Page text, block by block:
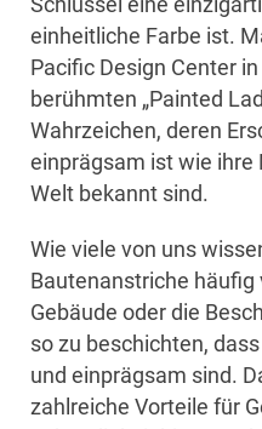
einheitliche Farbe ist.
Pacific Design Center
berühmten „Painted
Wahrzeichen, deren
einprägsam ist wie ihre
Welt bekannt sind.
Wie viele von uns
Bautenanstriche häufig
Gebäude oder die
so zu beschichten,
und einprägsam sind.
zahlreiche Vorteile für